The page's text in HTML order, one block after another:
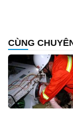
CÙNG